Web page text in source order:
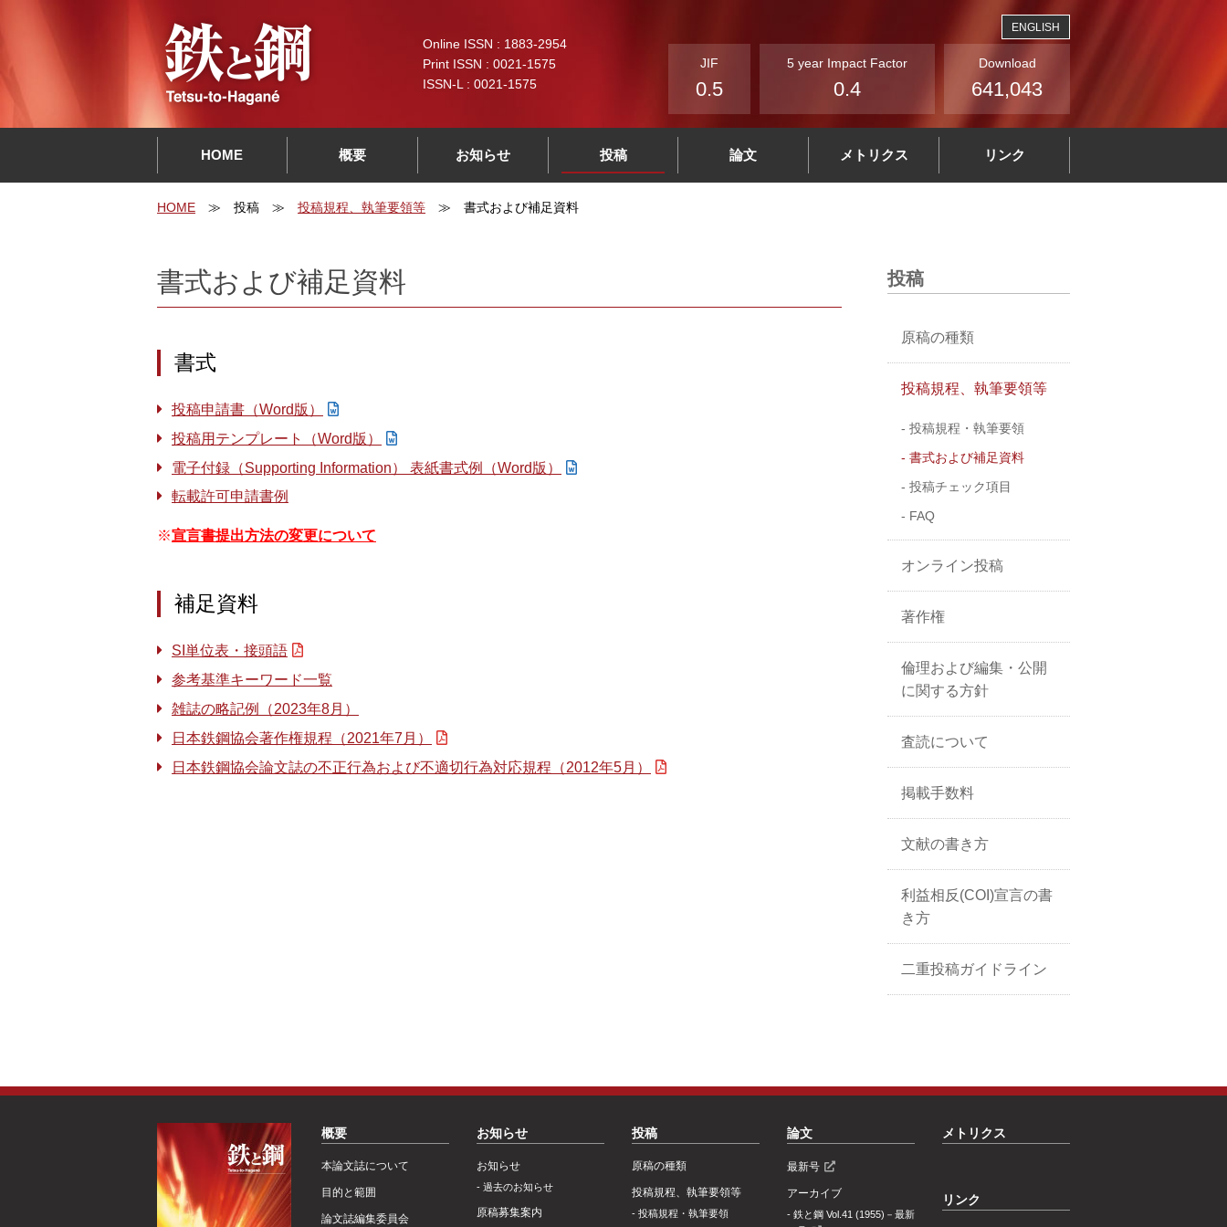
Online ISSN : 1883-2954
Print ISSN : 0021-1575
ISSN-L : 0021-1575
ENGLISH
JIF
0.5
5 year Impact Factor
0.4
Download
641,043
HOME 概要 お知らせ 投稿 論文 メトリクス リンク
HOME 投稿 投稿規程、執筆要領等 書式および補足資料
書式および補足資料
書式
投稿申請書（Word版）
投稿用テンプレート（Word版）
電子付録（Supporting Information） 表紙書式例（Word版）
転載許可申請書例
※宣言書提出方法の変更について
補足資料
SI単位表・接頭語
参考基準キーワード一覧
雑誌の略記例（2023年8月）
日本鉄鋼協会著作権規程（2021年7月）
日本鉄鋼協会論文誌の不正行為および不適切行為対応規程（2012年5月）
投稿
原稿の種類
投稿規程、執筆要領等
投稿規程・執筆要領
書式および補足資料
投稿チェック項目
FAQ
オンライン投稿
著作権
倫理および編集・公開
に関する方針
査読について
掲載手数料
文献の書き方
利益相反(COI)宣言の書
き方
⼆重投稿ガイドライン
概要
本論文誌について
目的と範囲
論文誌編集委員会
お知らせ
お知らせ
過去のお知らせ
原稿募集案内
投稿
原稿の種類
投稿規程、執筆要領等
投稿規程・執筆要領
論文
最新号
アーカイブ
鉄と鋼 Vol.41 (1955)－最新
メトリクス
リンク